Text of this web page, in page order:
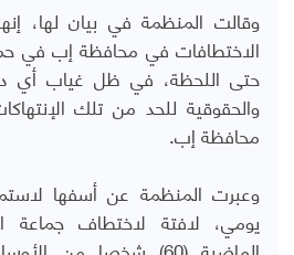
وقالت المنظمة في بيان لها،
الاختطافات في محافظة إب في
حتى اللحظة، في ظل غياب أي
والحقوقية للحد من تلك
محافظة إب.
وعبرت المنظمة عن أسفها
يومي، لافتة لاختطاف جماعة